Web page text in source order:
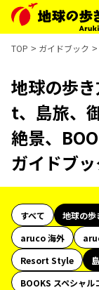
TOP ガイドブック
地球の歩
t、島旅、
絶景、
ガイドブ
すべて 地球の歩
aruco 海外
Resort Style
BOOKS スペシャル